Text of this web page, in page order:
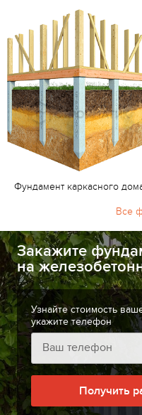
Фундамент каркасного
Все
Закажите
на
Узнайте стоимость
укажите телефон
Получить